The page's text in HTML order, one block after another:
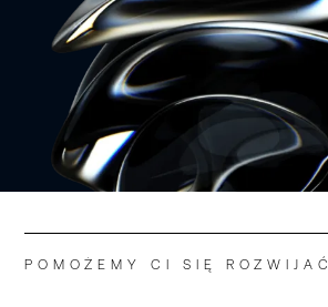
POMOŻEMY CI SIĘ ROZWIJAĆ